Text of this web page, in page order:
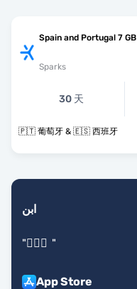
Spain and Portugal 7 GB
Sparks
30 天
🇵🇹 葡萄牙 & 🇪🇸 西班牙
ابن
"👌🏻🤝 "
App Store